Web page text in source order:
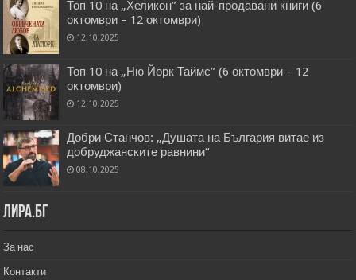
Топ 10 на „Хеликон” за най-продавани книги (6
октомври – 12 октомври)
12.10.2025
Топ 10 на „Ню Йорк Таймс” (6 октомври – 12
октомври)
12.10.2025
Добри Станчов: „Душата на България витае из
добруджанските равнини“
08.10.2025
Лира.бг
За нас
Контакти